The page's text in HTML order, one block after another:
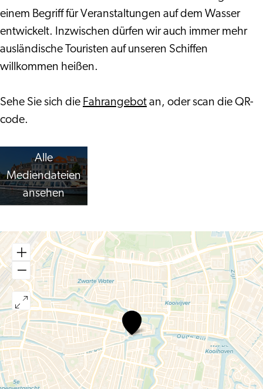
einem Begriff für Veranstaltungen auf dem Wasser
entwickelt. Inzwischen dürfen wir auch immer mehr
ausländische Touristen auf unseren Schiffen
willkommen heißen.
Sehe Sie sich die Fahrangebot an, oder scan die QR-
code.
Alle
Mediendateien
ansehen
Rederij
van
Hulst